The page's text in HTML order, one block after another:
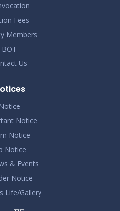
Fees
Members
BOT
Us
Notice
Notice
Notice
Notice
& Events
Notice
Life/Gallery